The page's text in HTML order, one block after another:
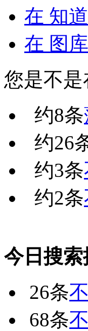
在 知道
在 图库
您是不是
约8条
约26
约3条
约2条
今日搜索
26条
68条